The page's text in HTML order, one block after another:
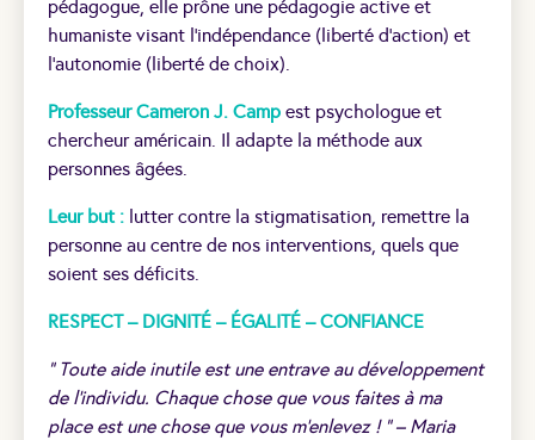
pédagogue, elle prône une pédagogie active et
humaniste visant l’indépendance (liberté d’action) et
l’autonomie (liberté de choix).
Professeur Cameron J. Camp est psychologue et
chercheur américain. Il adapte la méthode aux
personnes âgées.
Leur but : lutter contre la stigmatisation, remettre la
personne au centre de nos interventions, quels que
soient ses déficits.
RESPECT – DIGNITÉ – ÉGALITÉ – CONFIANCE
“ Toute aide inutile est une entrave au développement
de l’individu. Chaque chose que vous faites à ma
place est une chose que vous m’enlevez ! ” – Maria